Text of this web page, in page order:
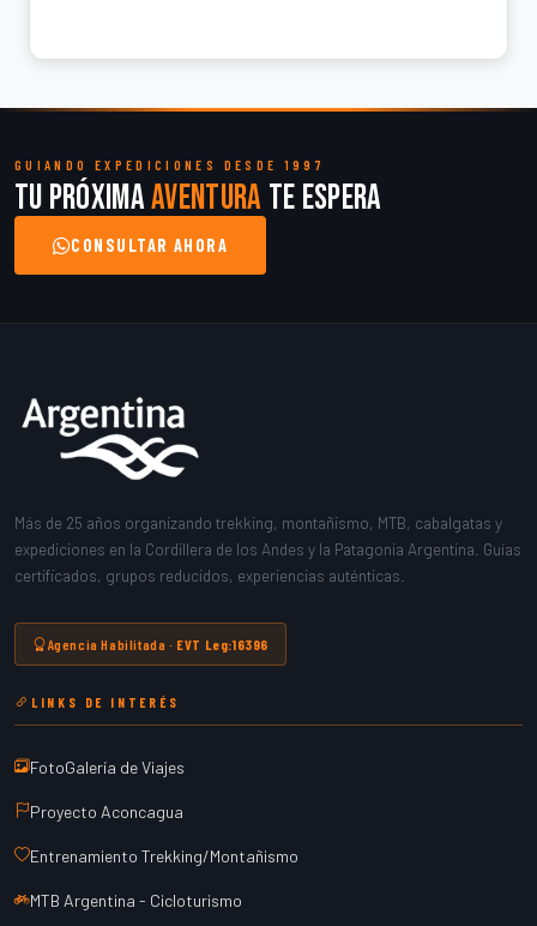
GUIANDO EXPEDICIONES DESDE 1997
Tu próximaaventura te espera
CONSULTAR AHORA
Más de 25 años organizando trekking, montañismo, MTB, cabalgatas y
expediciones en la Cordillera de los Andes y la Patagonia Argentina. Guías
certificados, grupos reducidos, experiencias auténticas.
Agencia Habilitada · EVT Leg:16396
LINKS DE INTERÉS
FotoGalería de Viajes
Proyecto Aconcagua
Entrenamiento Trekking/Montañismo
MTB Argentina - Cicloturismo